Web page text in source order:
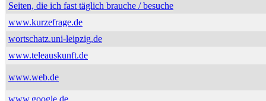
Seiten, die ich fast täglich brauche / besuche
www.kurzefrage.de
wortschatz.uni-leipzig.de
www.teleauskunft.de
www.web.de